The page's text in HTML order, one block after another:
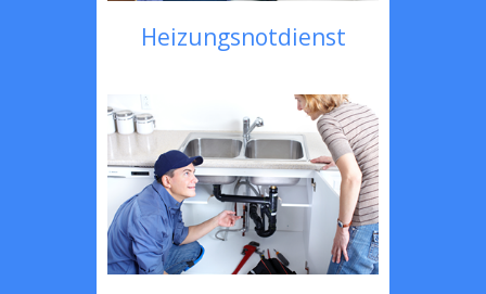
Heizungsnotdienst